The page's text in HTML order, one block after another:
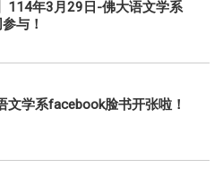
114年3月29日-佛大语文学系
与！
文学系facebook脸书开张啦！